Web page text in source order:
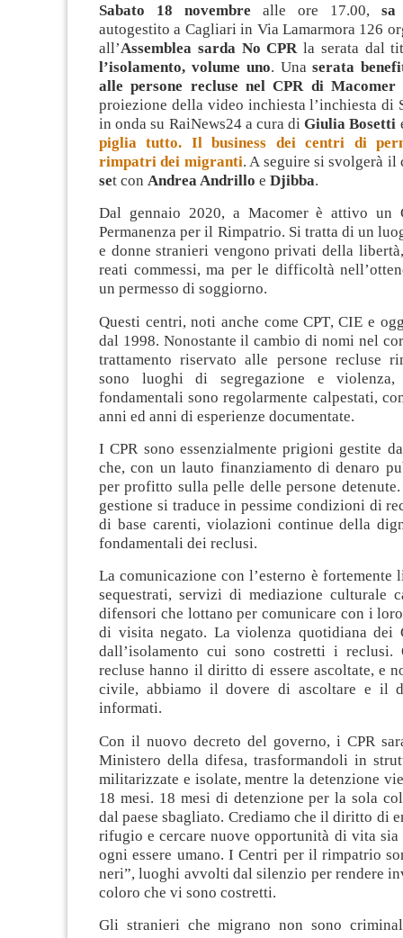
Sabato 18 novembre alle ore 17.00, sa
autogestito a Cagliari in Via Lamarmora 126
all’Assemblea sarda No CPR la serata dal
l’isolamento, volume uno. Unaserata
alle persone recluse nel CPR di Macomer
proiezione della video inchiesta l’inchiesta di
in onda su RaiNews24 a cura diGiulia Bosetti
piglia tutto. Il business dei centri di
rimpatri dei migranti. A seguire si svolgerà
set con Andrea Andrillo e Djibba.
Dal gennaio 2020, a Macomer è attivo un
Permanenza per il Rimpatrio. Si tratta di un
e donne stranieri vengono privati della
reati commessi, ma per le difficoltà
un permesso di soggiorno.
Questi centri, noti anche come CPT, CIE e
dal 1998. Nonostante il cambio di nomi nel
trattamento riservato alle persone recluse
sono luoghi di segregazione e
fondamentali sono regolarmente calpestati,
anni ed anni di esperienze documentate.
I CPR sono essenzialmente prigioni gestite
che, con un lauto finanziamento di denaro
per profitto sulla pelle delle persone
gestione si traduce in pessime condizioni di
di base carenti, violazioni continue della
fondamentali dei reclusi.
La comunicazione con l’esterno è fortemente
sequestrati, servizi di mediazione culturale
difensori che lottano per comunicare con i
di visita negato. La violenza quotidiana dei
dall’isolamento cui sono costretti i reclusi.
recluse hanno il diritto di essere ascoltate, e
civile, abbiamo il dovere di ascoltare e il
informati.
Con il nuovo decreto del governo, i CPR
Ministero della difesa, trasformandoli in
militarizzate e isolate, mentre la detenzione
18 mesi. 18 mesi di detenzione per la sola
dal paese sbagliato. Crediamo che il diritto di
rifugio e cercare nuove opportunità di vita
ogni essere umano. I Centri per il rimpatrio
neri”, luoghi avvolti dal silenzio per rendere
coloro che vi sono costretti.
Gli stranieri che migrano non sono